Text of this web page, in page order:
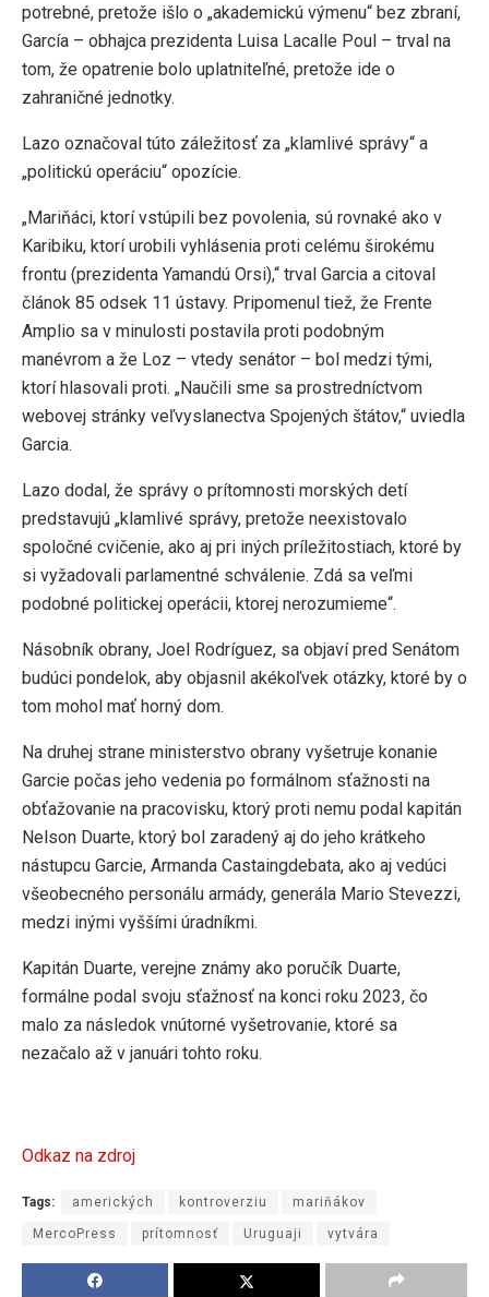
potrebné, pretože išlo o „akademickú výmenu“ bez zbraní,
García – obhajca prezidenta Luisa Lacalle Poul – trval na
tom, že opatrenie bolo uplatniteľné, pretože ide o
zahraničné jednotky.
Lazo označoval túto záležitosť za „klamlivé správy“ a
„politickú operáciu“ opozície.
„Mariňáci, ktorí vstúpili bez povolenia, sú rovnaké ako v
Karibiku, ktorí urobili vyhlásenia proti celému širokému
frontu (prezidenta Yamandú Orsi),“ trval Garcia a citoval
článok 85 odsek 11 ústavy. Pripomenul tiež, že Frente
Amplio sa v minulosti postavila proti podobným
manévrom a že Loz – vtedy senátor – bol medzi tými,
ktorí hlasovali proti. „Naučili sme sa prostredníctvom
webovej stránky veľvyslanectva Spojených štátov,“ uviedla
Garcia.
Lazo dodal, že správy o prítomnosti morských detí
predstavujú „klamlivé správy, pretože neexistovalo
spoločné cvičenie, ako aj pri iných príležitostiach, ktoré by
si vyžadovali parlamentné schválenie. Zdá sa veľmi
podobné politickej operácii, ktorej nerozumieme“.
Násobník obrany, Joel Rodríguez, sa objaví pred Senátom
budúci pondelok, aby objasnil akékoľvek otázky, ktoré by o
tom mohol mať horný dom.
Na druhej strane ministerstvo obrany vyšetruje konanie
Garcie počas jeho vedenia po formálnom sťažnosti na
obťažovanie na pracovisku, ktorý proti nemu podal kapitán
Nelson Duarte, ktorý bol zaradený aj do jeho krátkeho
nástupcu Garcie, Armanda Castaingdebata, ako aj vedúci
všeobecného personálu armády, generála Mario Stevezzi,
medzi inými vyššími úradníkmi.
Kapitán Duarte, verejne známy ako poručík Duarte,
formálne podal svoju sťažnosť na konci roku 2023, čo
malo za následok vnútorné vyšetrovanie, ktoré sa
nezačalo až v januári tohto roku.
Odkaz na zdroj
Tags: amerických kontroverziu mariňákov
MercoPress prítomnosť Uruguaji vytvára